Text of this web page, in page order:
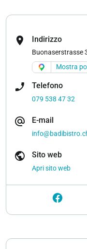
location_on Indirizzo
Buonaserstrasse
Mostra
phone_enabled Telefono
079 538 47 32
alternate_email E-mail
public Sito web
Apri sito web